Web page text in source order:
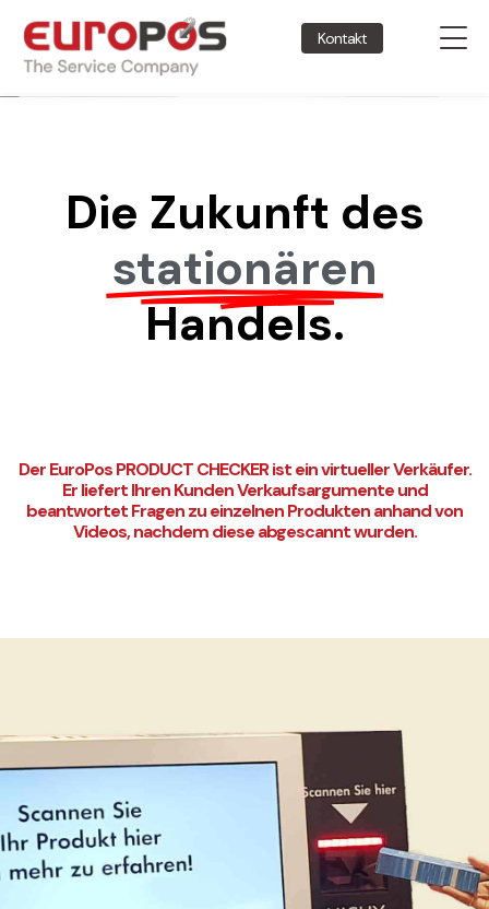
Kontakt
Die Zukunft des
stationären
Handels.
Der EuroPos PRODUCT CHECKER ist ein virtueller Verkäufer.
Er liefert Ihren Kunden Verkaufsargumente und
beantwortet Fragen zu einzelnen Produkten anhand von
Videos, nachdem diese abgescannt wurden.